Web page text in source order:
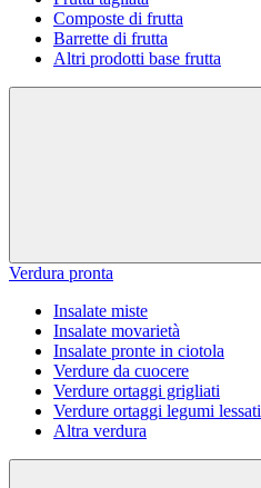
Composte di frutta
Barrette di frutta
Altri prodotti base frutta
Verdura pronta
Insalate miste
Insalate movarietà
Insalate pronte in ciotola
Verdure da cuocere
Verdure ortaggi grigliati
Verdure ortaggi legumi lessati
Altra verdura